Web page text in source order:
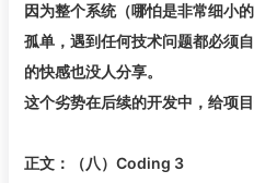
因为整个系统（哪怕是非常细小
孤单，遇到任何技术问题都必须
的快感也没人分享。
这个劣势在后续的开发中，给项目
正文：（八）Coding 3